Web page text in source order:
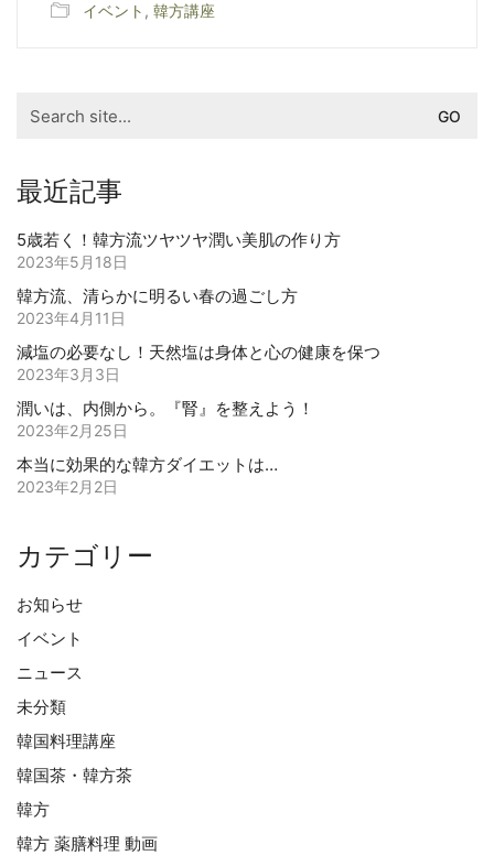
イベント , 韓方講座
for:
最近記事
5歳若く！韓方流ツヤツヤ潤い美肌の作り方
2023年5月18日
韓方流、清らかに明るい春の過ごし方
2023年4月11日
減塩の必要なし！天然塩は身体と心の健康を保つ
2023年3月3日
潤いは、内側から。『腎』を整えよう！
2023年2月25日
本当に効果的な韓方ダイエットは…
2023年2月2日
カテゴリー
お知らせ
イベント
ニュース
未分類
韓国料理講座
韓国茶・韓方茶
韓方
韓方 薬膳料理 動画